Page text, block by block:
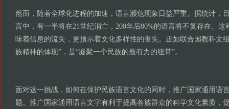
然而，随着全球化进程的加速，语言濒危现象日益严重。据统计，
言中，有一半将在21世纪消亡，200年后80%的语言将不复存在。
味着信息的流失，更预示着文化多样性的丧失。正如联合国教科文
族精神的体现”，是“凝聚一个民族的最有力的纽带”。
面对这一挑战，如何在保护民族语言文化的同时，推广国家通用语
题。推广国家通用语言文字有利于提高各族群众的科学文化素质，